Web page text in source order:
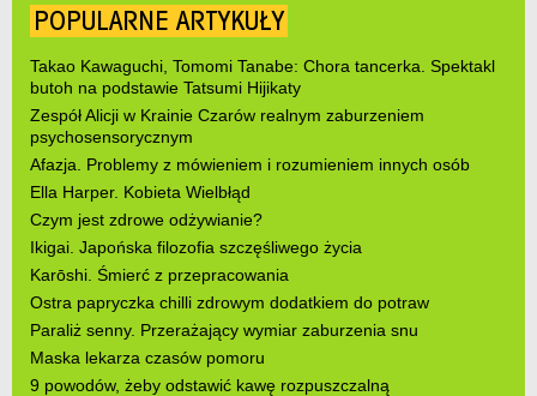
POPULARNE ARTYKUŁY
Takao Kawaguchi, Tomomi Tanabe: Chora tancerka. Spektakl
butoh na podstawie Tatsumi Hijikaty
Zespół Alicji w Krainie Czarów realnym zaburzeniem
psychosensorycznym
Afazja. Problemy z mówieniem i rozumieniem innych osób
Ella Harper. Kobieta Wielbłąd
Czym jest zdrowe odżywianie?
Ikigai. Japońska filozofia szczęśliwego życia
Karōshi. Śmierć z przepracowania
Ostra papryczka chilli zdrowym dodatkiem do potraw
Paraliż senny. Przerażający wymiar zaburzenia snu
Maska lekarza czasów pomoru
9 powodów, żeby odstawić kawę rozpuszczalną